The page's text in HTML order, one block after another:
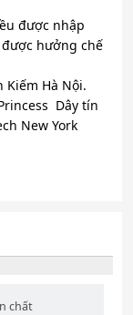
được nhập
hưởng chế
Kiếm Hà Nội.
Dây tín
New York
chất